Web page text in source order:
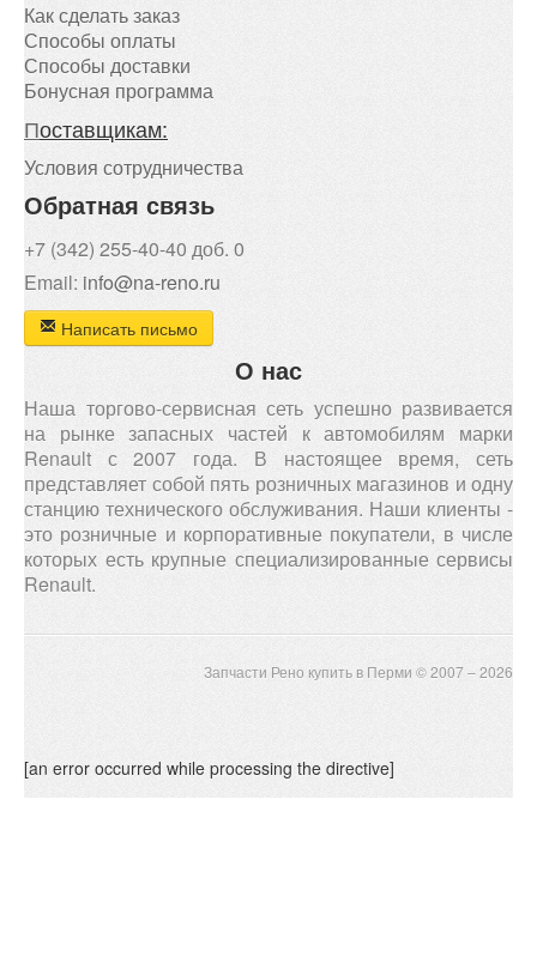
Как сделать заказ
Способы оплаты
Способы доставки
Бонусная программа
Поставщикам:
Условия сотрудничества
Обратная связь
+7 (342) 255-40-40 доб. 0
Email: info@na-reno.ru
Написать письмо
О нас
Наша торгово-сервисная сеть успешно развивается
на рынке запасных частей к автомобилям марки
Renault с 2007 года. В настоящее время, сеть
представляет собой пять розничных магазинов и одну
станцию технического обслуживания. Наши клиенты -
это розничные и корпоративные покупатели, в числе
которых есть крупные специализированные сервисы
Renault.
Запчасти Рено купить в Перми © 2007 – 2026
[an error occurred while processing the directive]